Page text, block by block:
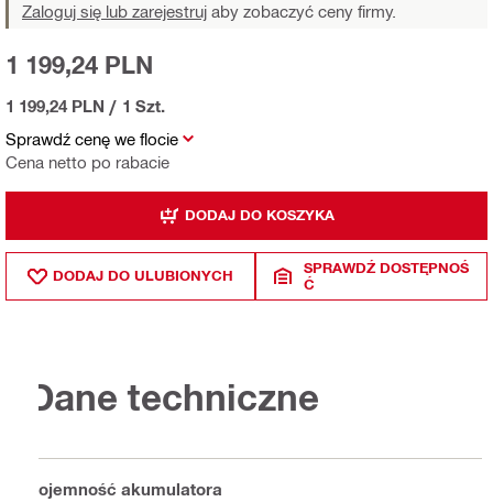
Zaloguj się lub zarejestruj aby zobaczyć ceny firmy.
Sprawdź cenę we flocie
Cena netto po rabacie
1 199,24 PLN
1 199,24 PLN / 1 Szt.
DODAJ DO KOSZYKA
DODAJ DO ULUBIONYCH
SPRAWDŹ DOSTĘPNOŚ
Ć
Dane techniczne
Pojemność akumulatora